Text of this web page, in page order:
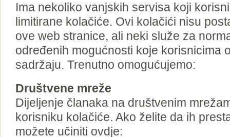
Ima nekoliko vanjskih servisa koji
limitirane kolačiće. Ovi kolačići nisu
ove web stranice, ali neki služe za
određenih mogućnosti koje korisnicima
sadržaju. Trenutno omogućujemo:
Društvene mreže
Dijeljenje članaka na društvenim
korisniku kolačiće. Ako želite da ih
možete učiniti ovdje: